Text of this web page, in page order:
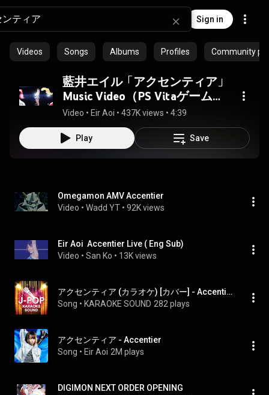
Sign in
Videos Songs Albums Profiles Community
藍井エイル「アクセンティア」
Music Video（PS Vitaゲーム
「デジモンワールド -next
0rder-」主題歌）
Video • Eir Aoi • 437K views • 4:39
Play Save
Omegamon AMV Accentier
Video • Wadd YT • 92K views
Eir Aoi  Accentier Live ( Eng Sub)
Video • San Ko • 13K views
アクセンティア (カラオケ) [カバー] - Accentier (Karaoke) [Cover]
Song • KARAOKE SOUND 282 plays
アクセンティア - Accentier
Song • Eir Aoi 2M plays
DIGIMON NEXT ORDER OPENING